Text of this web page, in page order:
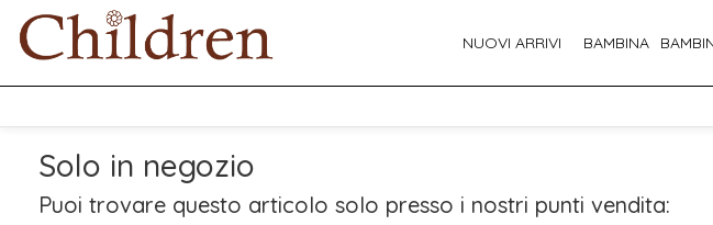
NUOVI ARRIVI BAMBINA
Solo in negozio
Puoi trovare questo articolo solo presso i nostri punti vendita: